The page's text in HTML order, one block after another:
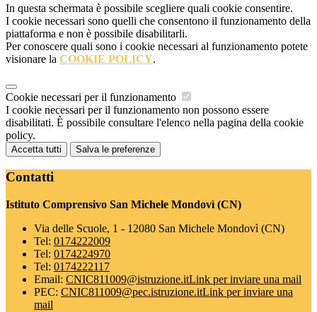
In questa schermata è possibile scegliere quali cookie consentire.
I cookie necessari sono quelli che consentono il funzionamento della
piattaforma e non è possibile disabilitarli.
Per conoscere quali sono i cookie necessari al funzionamento potete
visionare la COOKIE POLICY.
Cookie necessari per il funzionamento
I cookie necessari per il funzionamento non possono essere
disabilitati. È possibile consultare l'elenco nella pagina della cookie
policy.
Accetta tutti Salva le preferenze
Contatti
Istituto Comprensivo San Michele Mondovì (CN)
Via delle Scuole, 1 - 12080 San Michele Mondovì (CN)
Tel: 0174222009
Tel: 0174224970
Tel: 0174222117
Email: CNIC811009@istruzione.itLink per inviare una mail
PEC: CNIC811009@pec.istruzione.itLink per inviare una
mail